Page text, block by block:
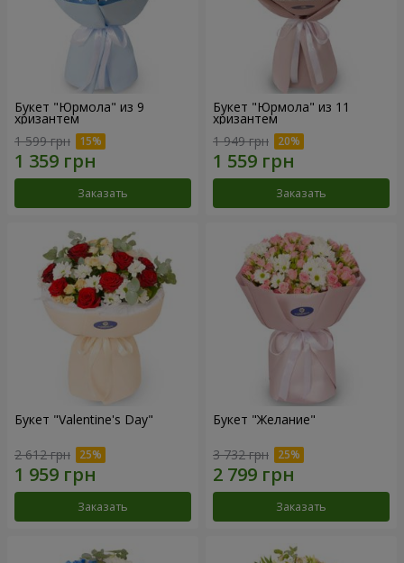
Букет "Юрмола" из 9
хризантем
1 599 грн
Заказать
Букет "Юрмола" из 11
хризантем
1 949 грн
Заказать
Букет "Valentine's Day"
2 612 грн
Заказать
Букет "Желание"
3 732 грн
Заказать